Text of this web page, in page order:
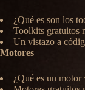
¿Qué es son los
Toolkits gratuitos
Un vistazo a
Motores
¿Qué es un motor